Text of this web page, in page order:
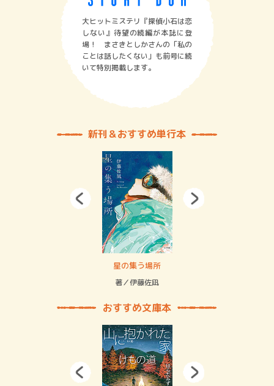
大ヒットミステリ『探偵小石は恋
しない』待望の続編が本誌に登
場！ まさきとしかさんの「私の
ことは話したくない」も前号に続
いて特別掲載します。
新刊＆おすすめ単行本
星の集う場所
著／伊藤佐凪
おすすめ文庫本